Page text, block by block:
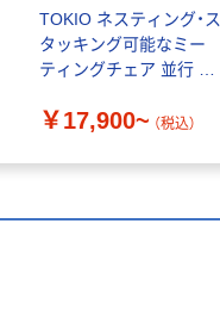
TOKIO ネスティング・ス
タッキング可能なミー
ティングチェア 並行 垂
散 肘付き／肘なし
￥17,900~ （税込）